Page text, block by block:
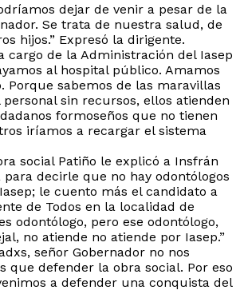
dejar de venir a pesar de la
Se trata de nuestra salud, de
hijos.” Expresó la dirigente.
cargo de la Administración del Iasep
al hospital público. Amamos
Porque sabemos de las maravillas
sin recursos, ellos atienden
formoseños que no tienen
iríamos a recargar el sistema
social Patiño le explicó a Insfrán
para decirle que no hay odontólogos
le cuento más el candidato a
de Todos en la localidad de
odontólogo, pero ese odontólogo,
no atiende no atiende por Iasep.”
señor Gobernador no nos
que defender la obra social. Por eso
a defender una conquista del